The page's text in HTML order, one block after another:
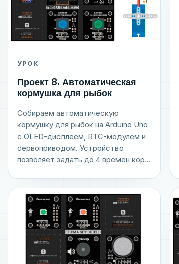
УРОК
Проект 8. Автоматическая
кормушка для рыбок
Собираем автоматическую
кормушку для рыбок на Arduino Uno
с OLED-дисплеем, RTC-модулем и
сервоприводом. Устройство
позволяет задать до 4 времён кор...